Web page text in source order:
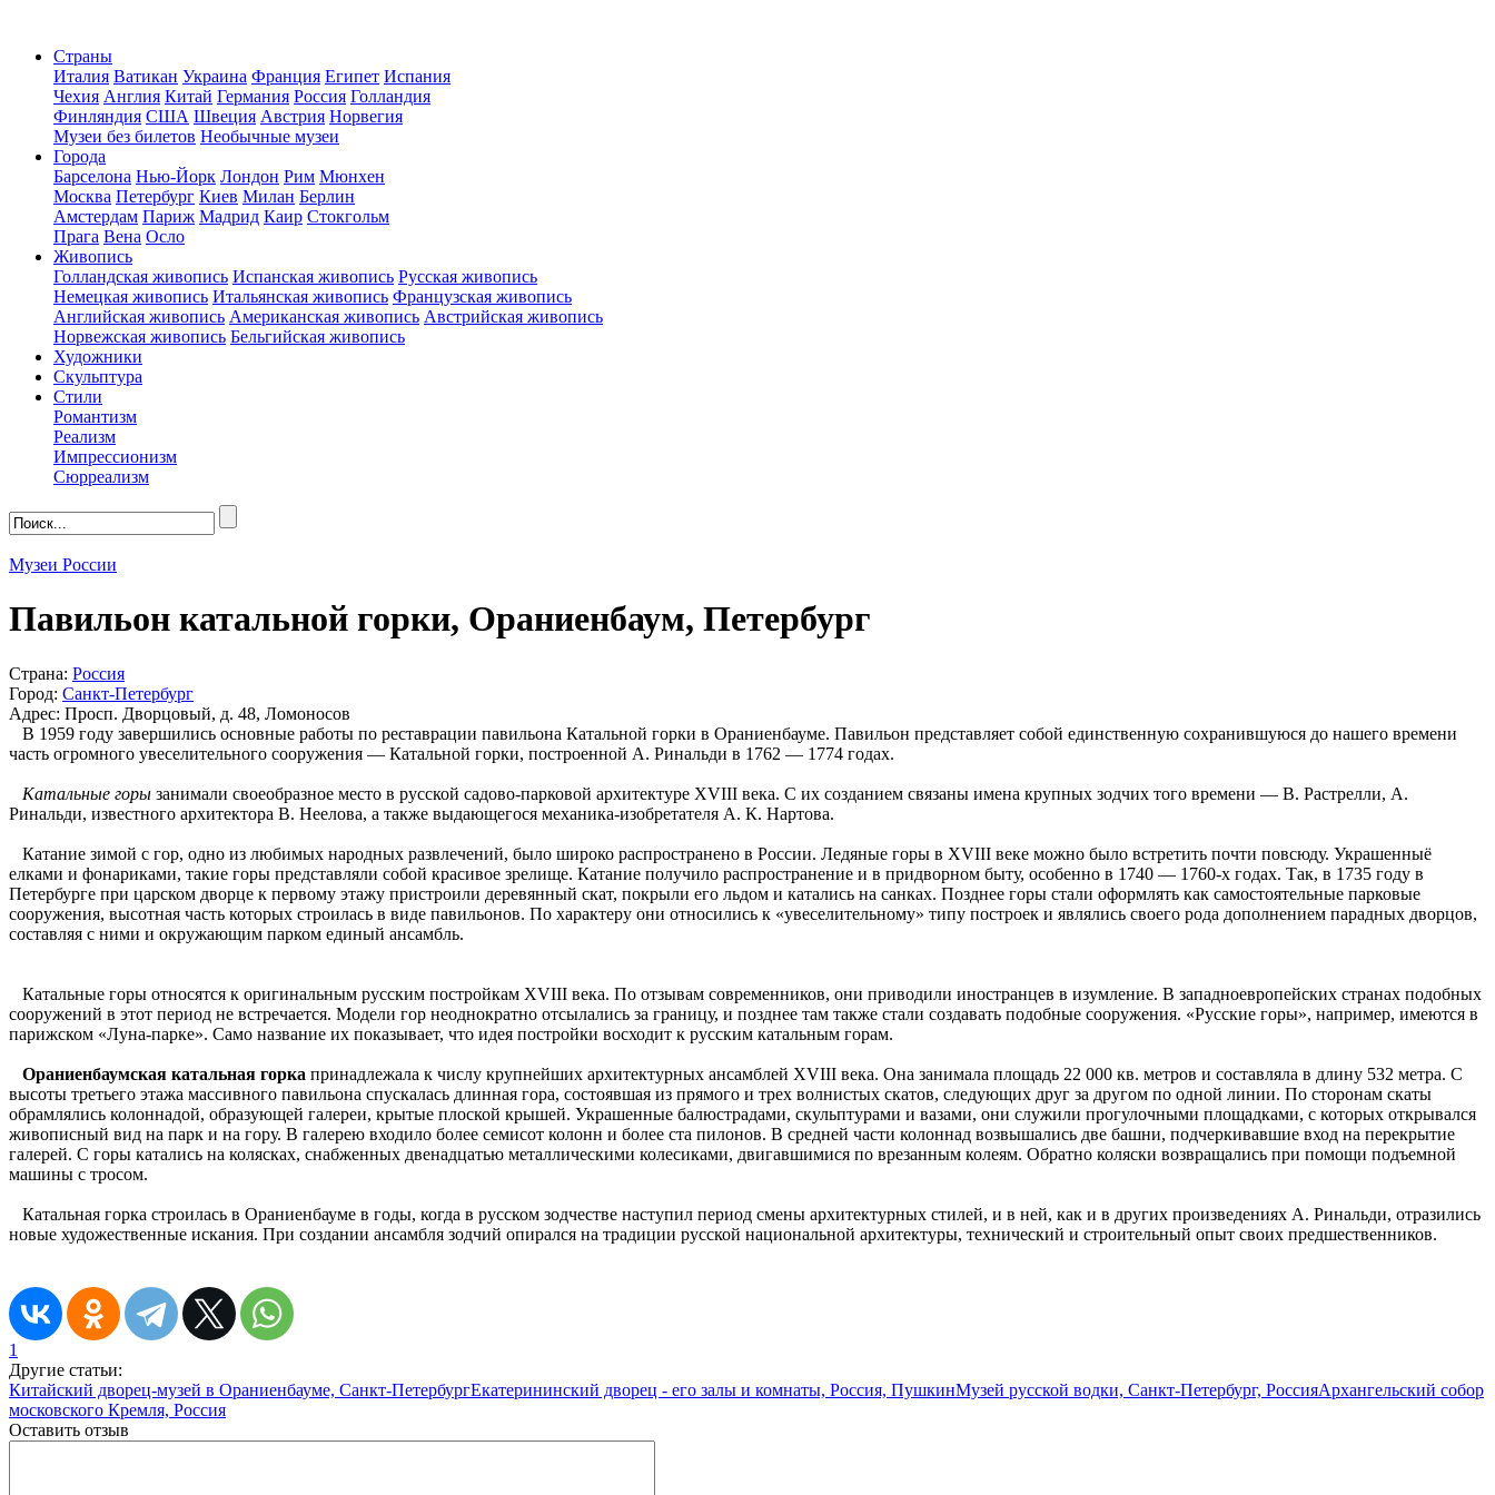
Страны
Италия Ватикан Украина Франция Египет Испания
Чехия Англия Китай Германия Россия Голландия
Финляндия США Швеция Австрия Норвегия
Музеи без билетов Необычные музеи
Города
Барселона Нью-Йорк Лондон Рим Мюнхен
Москва Петербург Киев Милан Берлин
Амстердам Париж Мадрид Каир Стокгольм
Прага Вена Осло
Живопись
Голландская живопись Испанская живопись Русская живопись
Немецкая живопись Итальянская живопись Французская живопись
Английская живопись Американская живопись Австрийская живопись
Норвежская живопись Бельгийская живопись
Художники
Скульптура
Стили
Романтизм
Реализм
Импрессионизм
Сюрреализм
Музеи России
Павильон катальной горки, Ораниенбаум, Петербург
Страна: Россия
Город: Санкт-Петербург
Адрес: Просп. Дворцовый, д. 48, Ломоносов
В 1959 году завершились основные работы по реставрации павильона Катальной горки в Ораниенбауме. Павильон представляет собой единственную сохранившуюся до нашего времени
часть огромного увеселительного сооружения — Катальной горки, построенной А. Ринальди в 1762 — 1774 годах.
Катальные горы занимали своеобразное место в русской садово-парковой архитектуре XVIII века. С их созданием связаны имена крупных зодчих того времени — В. Растрелли, А.
Ринальди, известного архитектора В. Неелова, а также выдающегося механика-изобретателя А. К. Нартова.
Катание зимой с гор, одно из любимых народных развлечений, было широко распространено в России. Ледяные горы в XVIII веке можно было встретить почти повсюду. Украшенныё
елками и фонариками, такие горы представляли собой красивое зрелище. Катание получило распространение и в придворном быту, особенно в 1740 — 1760-х годах. Так, в 1735 году в
Петербурге при царском дворце к первому этажу пристроили деревянный скат, покрыли его льдом и катались на санках. Позднее горы стали оформлять как самостоятельные парковые
сооружения, высотная часть которых строилась в виде павильонов. По характеру они относились к «увеселительному» типу построек и являлись своего рода дополнением парадных дворцов,
составляя с ними и окружающим парком единый ансамбль.
Катальные горы относятся к оригинальным русским постройкам XVIII века. По отзывам современников, они приводили иностранцев в изумление. В западноевропейских странах подобных
сооружений в этот период не встречается. Модели гор неоднократно отсылались за границу, и позднее там также стали создавать подобные сооружения. «Русские горы», например, имеются в
парижском «Луна-парке». Само название их показывает, что идея постройки восходит к русским катальным горам.
Ораниенбаумская катальная горка принадлежала к числу крупнейших архитектурных ансамблей XVIII века. Она занимала площадь 22 000 кв. метров и составляла в длину 532 метра. С
высоты третьего этажа массивного павильона спускалась длинная гора, состоявшая из прямого и трех волнистых скатов, следующих друг за другом по одной линии. По сторонам скаты
обрамлялись колоннадой, образующей галереи, крытые плоской крышей. Украшенные балюстрадами, скульптурами и вазами, они служили прогулочными площадками, с которых открывался
живописный вид на парк и на гору. В галерею входило более семисот колонн и более ста пилонов. В средней части колоннад возвышались две башни, подчеркивавшие вход на перекрытие
галерей. С горы катались на колясках, снабженных двенадцатью металлическими колесиками, двигавшимися по врезанным колеям. Обратно коляски возвращались при помощи подъемной
машины с тросом.
Катальная горка строилась в Ораниенбауме в годы, когда в русском зодчестве наступил период смены архитектурных стилей, и в ней, как и в других произведениях А. Ринальди, отразились
новые художественные искания. При создании ансамбля зодчий опирался на традиции русской национальной архитектуры, технический и строительный опыт своих предшественников.
1
Другие статьи:
Китайский дворец-музей в Ораниенбауме, Санкт-ПетербургЕкатерининский дворец - его залы и комнаты, Россия, ПушкинМузей русской водки, Санкт-Петербург, РоссияАрхангельский собор
московского Кремля, Россия
Оставить отзыв